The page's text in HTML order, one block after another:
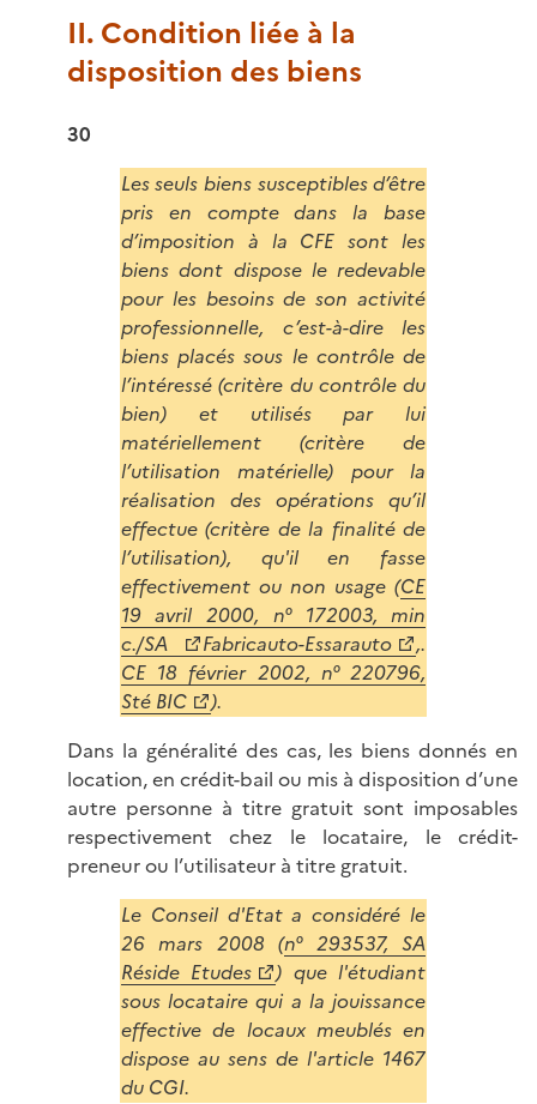
II. Condition liée à la
disposition des biens
30
Les seuls biens susceptibles d’être
pris en compte dans la base
d’imposition à la CFE sont les
biens dont dispose le redevable
pour les besoins de son activité
professionnelle, c’est-à-dire les
biens placés sous le contrôle de
l’intéressé (critère du contrôle du
bien) et utilisés par lui
matériellement (critère de
l’utilisation matérielle) pour la
réalisation des opérations qu’il
effectue (critère de la finalité de
l’utilisation), qu'il en fasse
effectivement ou non usage (CE
19 avril 2000, n° 172003, min
c./SA
Fabricauto-Essarauto
,.
CE 18 février 2002, n° 220796,
Sté BIC
).
Dans la généralité des cas, les biens donnés en
location, en crédit-bail ou mis à disposition d’une
autre personne à titre gratuit sont imposables
respectivement chez le locataire, le crédit-
preneur ou l’utilisateur à titre gratuit.
Le Conseil d'Etat a considéré le
26 mars 2008 (n° 293537, SA
Réside Etudes
) que l'étudiant
sous locataire qui a la jouissance
effective de locaux meublés en
dispose au sens de l'article 1467
du CGI.